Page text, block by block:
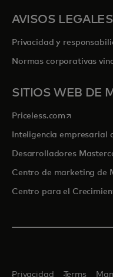
AVISOS
Privacidad y
Normas corporativas
SITIOS WEB DE
Priceless.com se abre en
Inteligencia empresarial
Desarrolladores
Centro de marketing de
Centro para el
Privacidad Terms